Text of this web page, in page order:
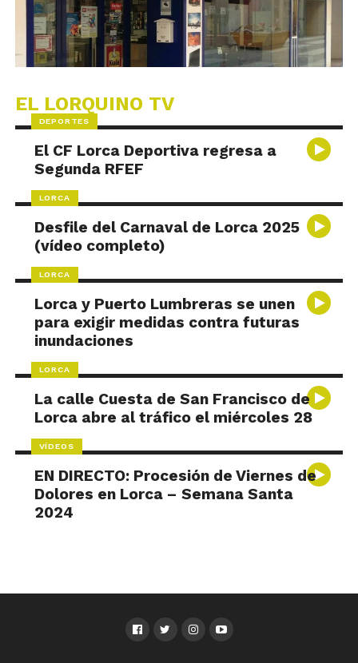
EL LORQUINO TV
DEPORTES
El CF Lorca Deportiva regresa a
Segunda RFEF
LORCA
Desfile del Carnaval de Lorca 2025
(vídeo completo)
LORCA
Lorca y Puerto Lumbreras se unen
para exigir medidas contra futuras
inundaciones
LORCA
La calle Cuesta de San Francisco de
Lorca abre al tráfico el miércoles 28
VÍDEOS
EN DIRECTO: Procesión de Viernes de
Dolores en Lorca – Semana Santa
2024